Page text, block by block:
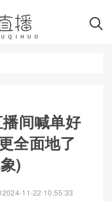
间喊单好
全面地了
)
2024-11-22 10:55:33